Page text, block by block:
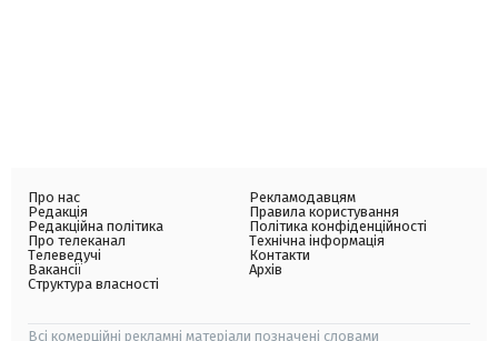
Про нас
Редакція
Редакційна політика
Про телеканал
Телеведучі
Вакансії
Структура власності
Рекламодавцям
Правила користування
Політика конфіденційності
Технічна інформація
Контакти
Архів
Всі комерційні рекламні матеріали позначені словами